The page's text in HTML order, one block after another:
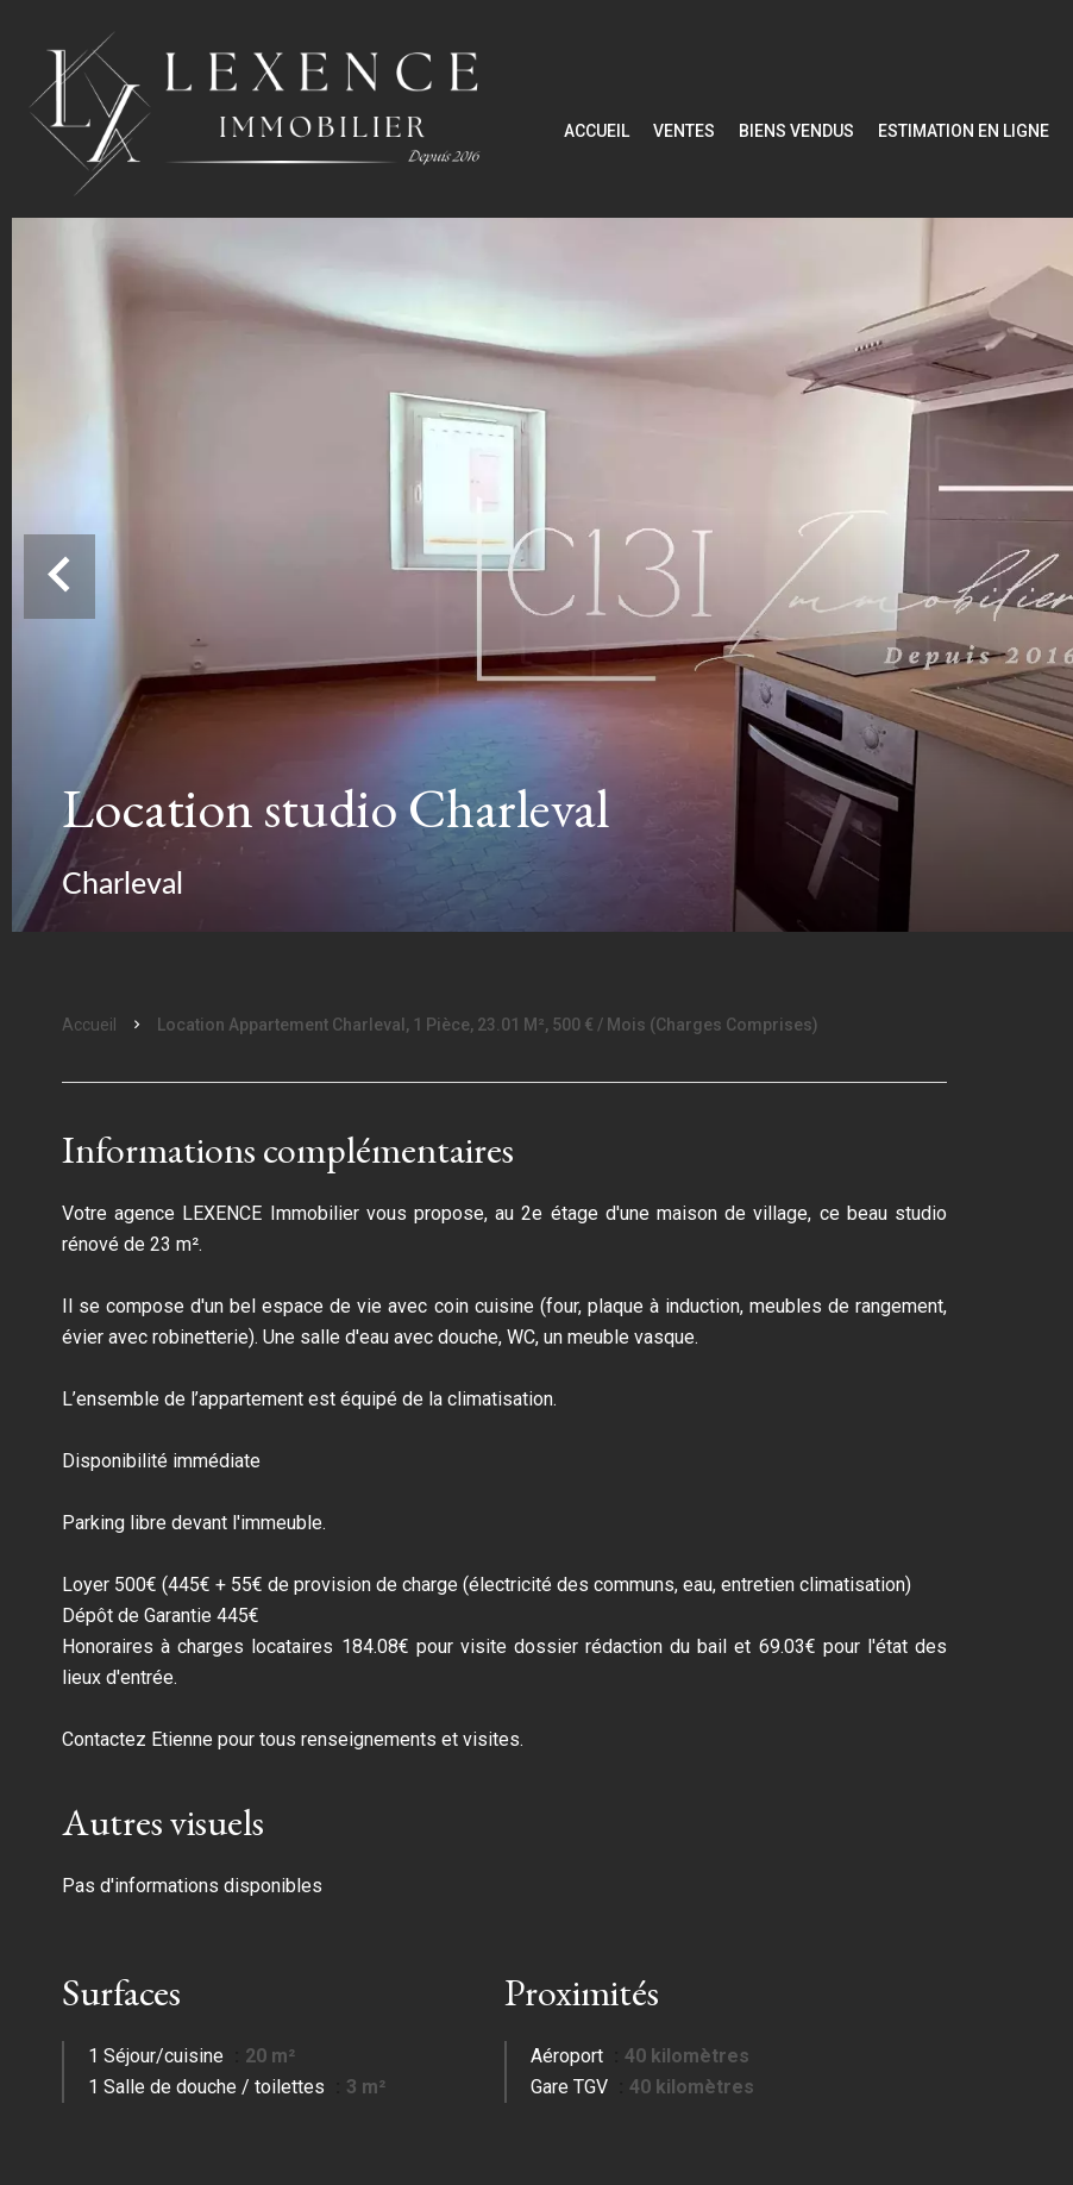
ACCUEIL VENTES BIENS VENDUS ESTIMATION EN LIGNE
Location studio Charleval
Charleval
Accueil Location Appartement Charleval, 1 Pièce, 23.01 M², 500 € / Mois (Charges Comprises)
Informations complémentaires
Votre agence LEXENCE Immobilier vous propose, au 2e étage d'une maison de village, ce beau studio
rénové de 23 m².
Il se compose d'un bel espace de vie avec coin cuisine (four, plaque à induction, meubles de rangement,
évier avec robinetterie). Une salle d'eau avec douche, WC, un meuble vasque.
L’ensemble de l’appartement est équipé de la climatisation.
Disponibilité immédiate
Parking libre devant l'immeuble.
Loyer 500€ (445€ + 55€ de provision de charge (électricité des communs, eau, entretien climatisation)
Dépôt de Garantie 445€
Honoraires à charges locataires 184.08€ pour visite dossier rédaction du bail et 69.03€ pour l'état des
lieux d'entrée.
Contactez Etienne pour tous renseignements et visites.
Autres visuels
Pas d'informations disponibles
Surfaces
1 Séjour/cuisine
20 m²
1 Salle de douche / toilettes
3 m²
Proximités
Aéroport
40 kilomètres
Gare TGV
40 kilomètres